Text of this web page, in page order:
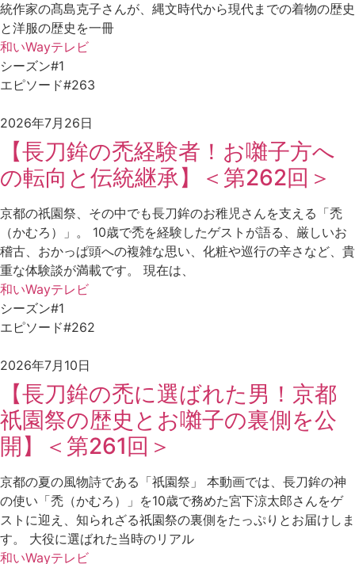
統作家の髙島克子さんが、縄文時代から現代までの着物の歴史
と洋服の歴史を一冊
和いWayテレビ
シーズン#1
エピソード#263
2026年7月26日
【長刀鉾の禿経験者！お囃子方へ
の転向と伝統継承】＜第262回＞
京都の祇園祭、その中でも長刀鉾のお稚児さんを支える「禿
（かむろ）」。 10歳で禿を経験したゲストが語る、厳しいお
稽古、おかっぱ頭への複雑な思い、化粧や巡行の辛さなど、貴
重な体験談が満載です。 現在は、
和いWayテレビ
シーズン#1
エピソード#262
2026年7月10日
【長刀鉾の禿に選ばれた男！京都
祇園祭の歴史とお囃子の裏側を公
開】＜第261回＞
京都の夏の風物詩である「祇園祭」 本動画では、長刀鉾の神
の使い「禿（かむろ）」を10歳で務めた宮下涼太郎さんをゲ
ストに迎え、知られざる祇園祭の裏側をたっぷりとお届けしま
す。 大役に選ばれた当時のリアル
和いWayテレビ